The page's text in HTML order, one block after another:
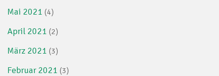
Mai 2021 (4)
April 2021 (2)
März 2021 (3)
Februar 2021 (3)